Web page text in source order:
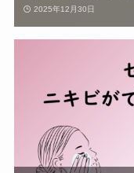
2025年12月30日